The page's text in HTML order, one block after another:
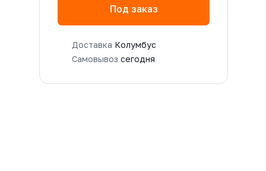
Под заказ
Доставка Колумбус
Самовывоз сегодня